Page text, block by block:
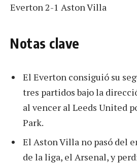
Everton 2-1 Aston Villa
Notas clave
El Everton consiguió su
tres partidos bajo la
al vencer al Leeds United
Park.
El Aston Villa no pasó del
de la liga, el Arsenal, y